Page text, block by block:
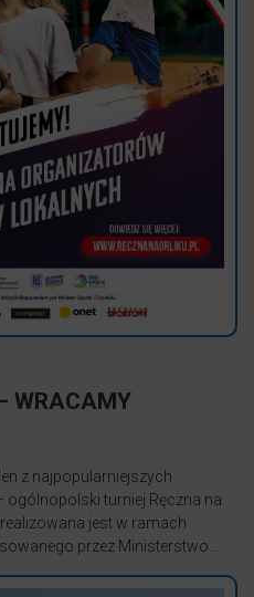
WRACAMY
z najpopularniejszych
ogólnopolski turniej Ręczna na
jest w ramach
przez Ministerstwo...